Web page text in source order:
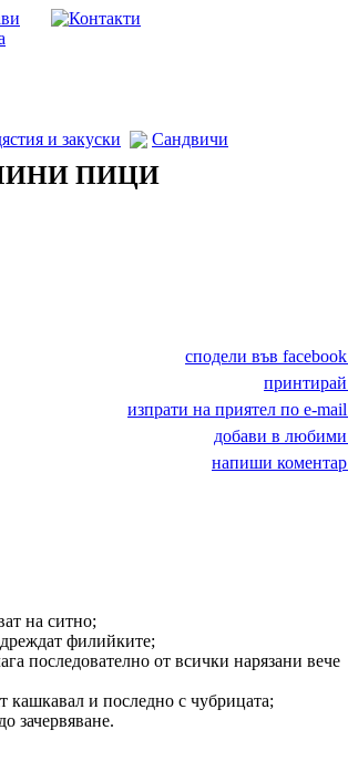
и закуски Сандвичи
ПИЦИ
сподели във facebook
принтирай
изпрати на приятел по e-mail
добави в любими
напиши коментар
на ситно;
филийките;
последователно от всички нарязани вече
кашкавал и последно с чубрицата;
зачервяване.